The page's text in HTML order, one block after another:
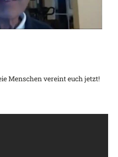
Menschen vereint euch jetzt!